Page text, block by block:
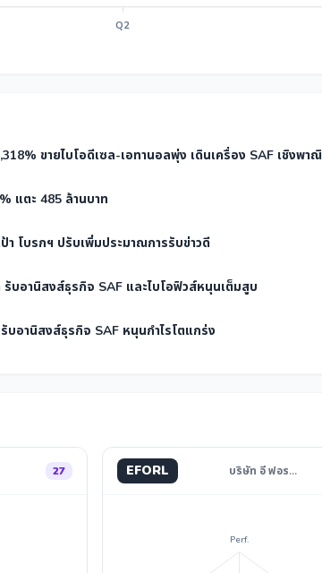
Q2
ขายไบโอดีเซล-เอทานอลพุ่ง เดินเครื่อง SAF เชิงพ
แตะ 485 ล้านบาท
ป้า โบรกฯ ปรับเพิ่มประมาณการรับข่าวดี
รับอานิสงส์ธุรกิจ SAF และไบโอฟิวส์หนุนเต็มสูบ
บอานิสงส์ธุรกิจ SAF หนุนกำไรโตแกร่ง
27 EFORL บริษัท อี ฟอร…
Perf.